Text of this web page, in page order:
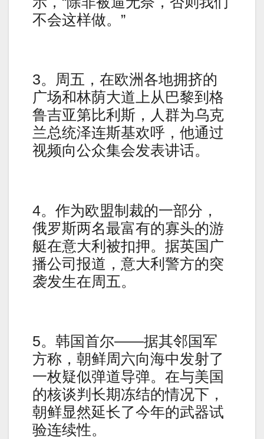
不会这样做。”
3。周五，在欧洲各地拥挤的
广场和林荫大道上从巴黎到格
鲁吉亚第比利斯，人群为乌克
兰总统泽连斯基欢呼，他通过
视频向公众集会发表讲话。
4。作为欧盟制裁的一部分，
俄罗斯两名最富有的寡头的游
艇在意大利被扣押。据英国广
播公司报道，意大利警方的突
袭发生在周五。
5。韩国首尔——据其邻国军
方称，朝鲜周六向海中发射了
一枚疑似弹道导弹。在与美国
的核谈判长期冻结的情况下，
朝鲜显然延长了今年的武器试
验连续性。